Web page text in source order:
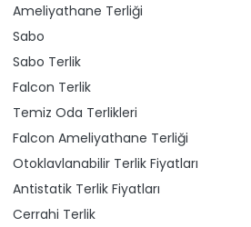
Ameliyathane Terliği
Sabo
Sabo Terlik
Falcon Terlik
Temiz Oda Terlikleri
Falcon Ameliyathane Terliği
Otoklavlanabilir Terlik Fiyatları
Antistatik Terlik Fiyatları
Cerrahi Terlik